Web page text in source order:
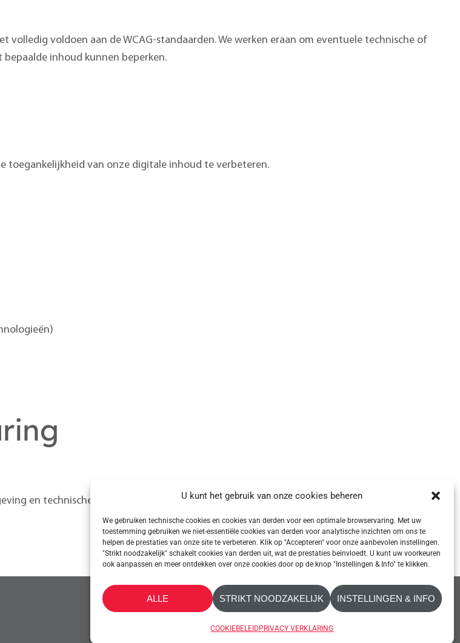
U kunt het gebruik van onze cookies beheren
We gebruiken technische cookies en cookies van derden voor een optimale browservaring. Met uw
toestemming gebruiken we niet-essentiële cookies van derden voor analytische inzichten om ons te
helpen de prestaties van onze site te verbeteren. Klik op "Accepteren" voor onze aanbevolen instellingen.
"Strikt noodzakelijk" schakelt cookies van derden uit, wat de prestaties beïnvloedt. U kunt uw voorkeuren
ook aanpassen en meer ontdekken over onze cookies door op de knop "Instellingen & Info" te klikken.
ALLE STRIKT NOODZAKELIJK INSTELLINGEN & INFO
COOKIEBELEIDPRIVACY VERKLARING
voldoen aan de WCAG-standaarden. We werken eraan om eventuele technische of
inhoud kunnen beperken.
toegankelijkheid van onze digitale inhoud te verbeteren.
en technische ontwikkelingen.
CONTACT OPNEMEN COOKIEBELEID PRIVACY VERKLARING
TOEGANKELIJKHEID